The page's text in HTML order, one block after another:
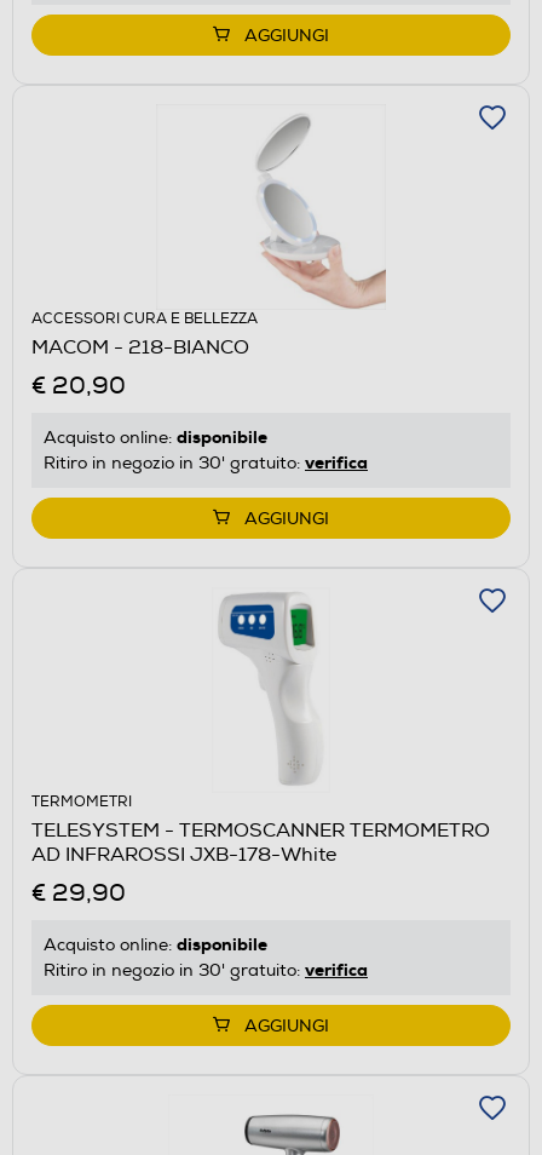
AGGIUNGI
ACCESSORI CURA E BELLEZZA
MACOM - 218-BIANCO
€ 20,90
Acquisto online: disponibile
Ritiro in negozio in 30' gratuito: verifica
AGGIUNGI
TERMOMETRI
TELESYSTEM - TERMOSCANNER TERMOMETRO
AD INFRAROSSI JXB-178-White
€ 29,90
Acquisto online: disponibile
Ritiro in negozio in 30' gratuito: verifica
AGGIUNGI